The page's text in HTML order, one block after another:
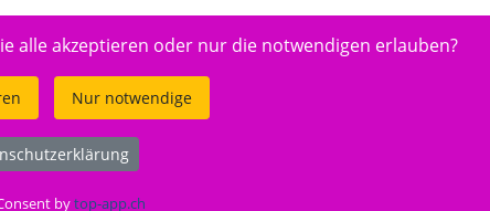
alle akzeptieren oder nur die notwendigen erlauben?
Nur notwendige
bytop-app.ch